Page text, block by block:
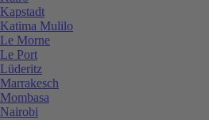
Kapstadt
Katima Mulilo
Le Morne
Le Port
Lüderitz
Marrakesch
Mombasa
Nairobi